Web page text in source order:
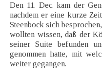
Den 11. Dec. kam der
nachdem er eine kurze
Steenbock sich
wollten wissen, daß der
seiner Suite befunden
genommen hatte, mit
weiter gegangen.